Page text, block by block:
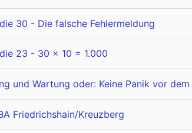
30 - Die falsche Fehlermeldung
23 - 30 x 10 = 1.000
und Wartung oder: Keine Panik vor
Friedrichshain/Kreuzberg